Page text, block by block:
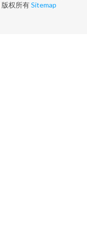
版权所有Sitemap